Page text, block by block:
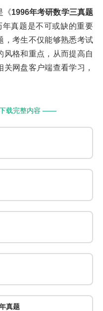
《1996年考研数学三真题
年真题是不可或缺的重要
，考生不仅能够熟悉考试
风格和重点，从而提高自
网盘客户端查看学习，
载完整内容 ——
真题